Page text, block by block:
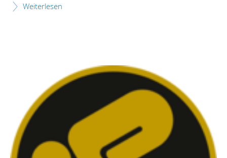
Weiterlesen